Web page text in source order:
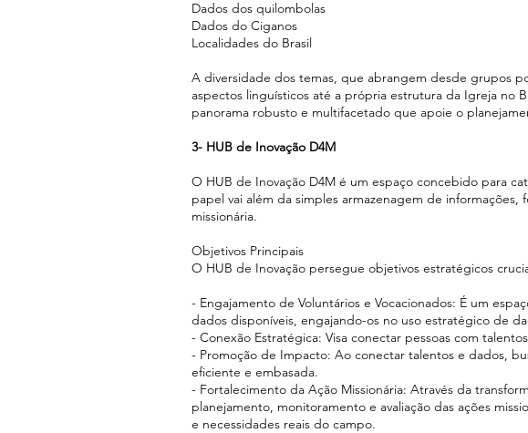
Dados dos quilombolas
Dados do Ciganos
Localidades do Brasil
A diversidade dos temas, que abrangem desde grupos
aspectos linguísticos até a própria estrutura da Igreja no
panorama robusto e multifacetado que apoie o
3- HUB de Inovação D4M
O HUB de Inovação D4M é um espaço concebido para
papel vai além da simples armazenagem de
missionária.
Objetivos Principais
O HUB de Inovação persegue objetivos estratégicos
- Engajamento de Voluntários e Vocacionados: É um
dados disponíveis, engajando-os no uso estratégico de
- Conexão Estratégica: Visa conectar pessoas com
- Promoção de Impacto: Ao conectar talentos e dados,
eficiente e embasada.
- Fortalecimento da Ação Missionária: Através da
planejamento, monitoramento e avaliação das ações
e necessidades reais do campo.